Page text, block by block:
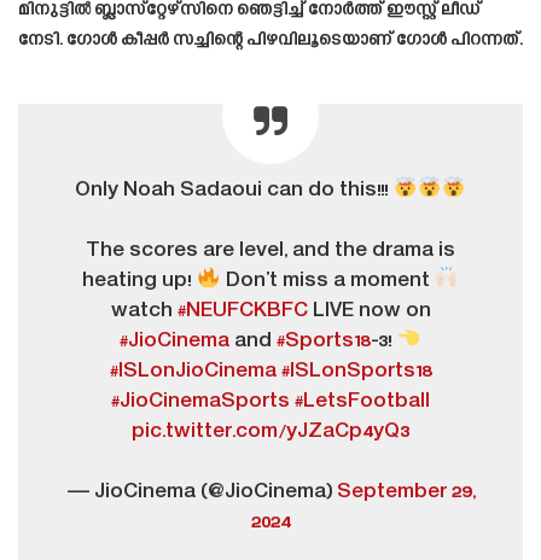
മിനുട്ടിൽ ബ്ലാസ്‌റ്റേഴ്‌സിനെ ഞെട്ടിച്ച് നോർത്ത് ഈസ്റ്റ് ലീഡ്
നേടി. ഗോൾ കീപ്പർ സച്ചിന്റെ പിഴവിലൂടെയാണ് ഗോൾ പിറന്നത്.
Only Noah Sadaoui can do this!!!
The scores are level, and the drama is
heating up!
Don’t miss a moment
watch #NEUFCKBFCLIVE now on
#JioCinema and#Sports18-3!
#ISLonJioCinema #ISLonSports18
#JioCinemaSports #LetsFootball
pic.twitter.com/yJZaCp4yQ3
— JioCinema (@JioCinema) September 29,
2024